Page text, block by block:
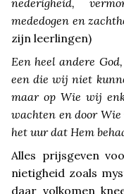
nederigheid,
mededogen en
zijn leerlingen)
Een heel andere
een die wij niet
maar op Wie wij
wachten en door
het uur dat Hem
Alles prijsgeven
nietigheid zoals
daar volkomen